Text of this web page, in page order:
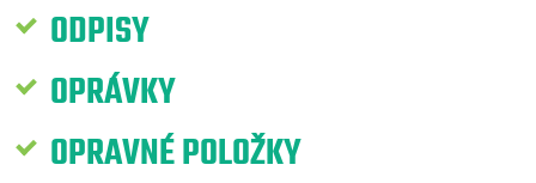
ODPISY
OPRÁVKY
OPRAVNÉ POLOŽKY